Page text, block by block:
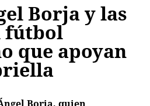
Borja y las
fútbol
que apoyan